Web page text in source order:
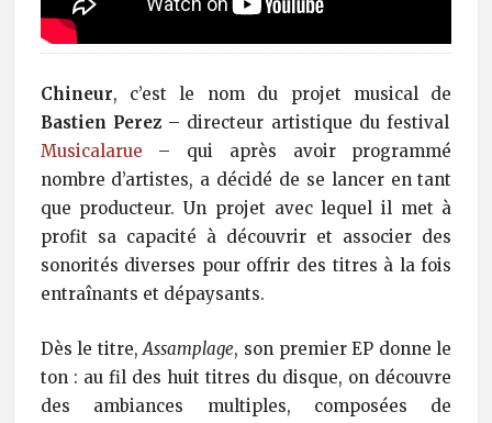
Chineur, c’est le nom du projet musical de
Bastien Perez– directeur artistique du festival
Musicalarue – qui après avoir programmé
nombre d’artistes, a décidé de se lancer en tant
que producteur. Un projet avec lequel il met à
profit sa capacité à découvrir et associer des
sonorités diverses pour offrir des titres à la fois
entraînants et dépaysants.
Dès le titre,Assamplage, son premier EP donne le
ton : au fil des huit titres du disque, on découvre
des ambiances multiples, composées de